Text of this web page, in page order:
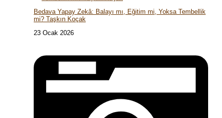
Bedava Yapay Zekâ: Balayı mı, Eğitim mi, Yoksa Tembellik
mi? Taşkın Koçak
23 Ocak 2026